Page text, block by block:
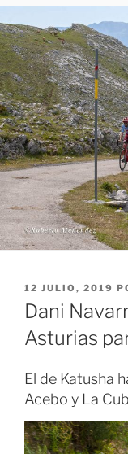
PUBLICADO
EL
12 JULIO, 2019
Dani
Asturias
El de Katusha
Acebo y La